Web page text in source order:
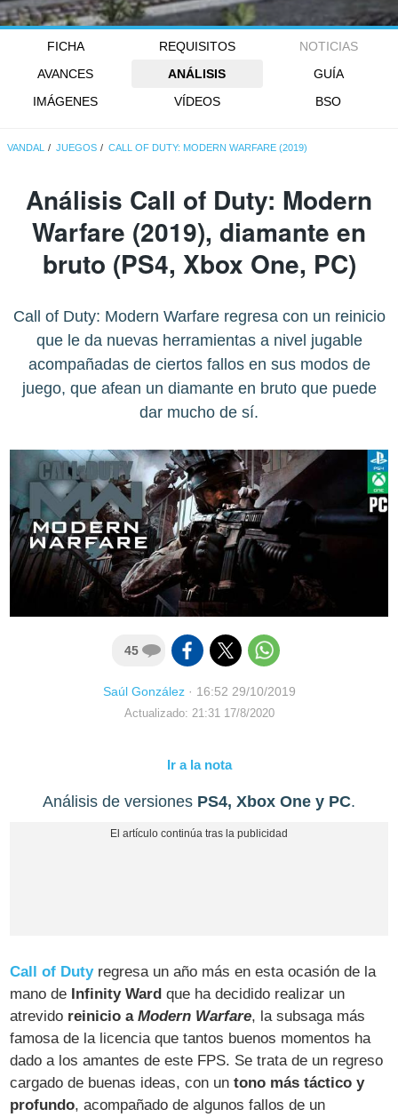
FICHA REQUISITOS
NOTICIAS
AVANCES
ANÁLISIS
GUÍA
IMÁGENES
VÍDEOS BSO
VANDAL JUEGOS CALL OF DUTY: MODERN WARFARE (2019)
Análisis Call of Duty: Modern
Warfare (2019), diamante en
bruto (PS4, Xbox One, PC)
Call of Duty: Modern Warfare regresa con un reinicio
que le da nuevas herramientas a nivel jugable
acompañadas de ciertos fallos en sus modos de
juego, que afean un diamante en bruto que puede
dar mucho de sí.
45
Saúl González· 16:52 29/10/2019
Actualizado: 21:31 17/8/2020
Ir a la nota
Análisis de versiones PS4, Xbox One y PC.
Call of Dutyregresa un año más en esta ocasión de la
mano de Infinity Ward que ha decidido realizar un
atrevido reinicio aModern Warfare, la subsaga más
famosa de la licencia que tantos buenos momentos ha
dado a los amantes de este FPS. Se trata de un regreso
cargado de buenas ideas, con untono más táctico y
profundo, acompañado de algunos fallos de un